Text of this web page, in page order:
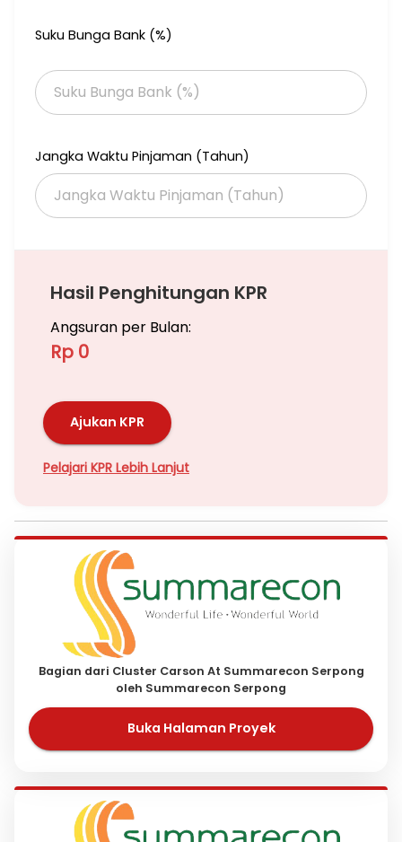
Suku Bunga Bank (%)
Jangka Waktu Pinjaman (Tahun)
Hasil Penghitungan KPR
Angsuran per Bulan:
Rp 0
Ajukan KPR
Pelajari KPR Lebih Lanjut
Bagian dari Cluster Carson At Summarecon Serpong
oleh Summarecon Serpong
Buka Halaman Proyek